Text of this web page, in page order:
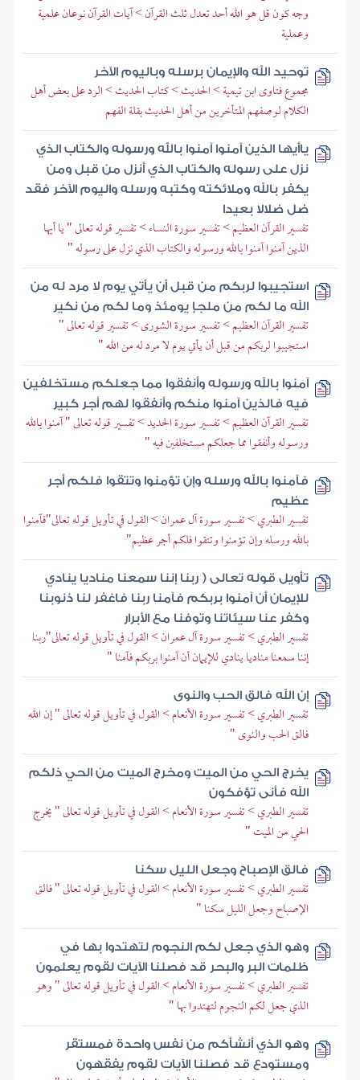
وجه كون قل هو الله أحد تعدل ثلث القرآن > آيات القرآن نوعان علمية
وعملية
توحيد الله والإيمان برسله وباليوم الآخر
مجموع فتاوى ابن تيمية > الحديث > كتاب الحديث > الرد على بعض أهل
الكلام لوصفهم المتأخرين من أهل الحديث بقلة الفهم
ياأيها الذين آمنوا آمنوا بالله ورسوله والكتاب الذي
نزل على رسوله والكتاب الذي أنزل من قبل ومن
يكفر بالله وملائكته وكتبه ورسله واليوم الآخر فقد
ضل ضلالا بعيدا
تفسير القرآن العظيم > تفسير سورة النساء > تفسير قوله تعالى " يا أيها
الذين آمنوا آمنوا بالله ورسوله والكتاب الذي نزل على رسوله "
استجيبوا لربكم من قبل أن يأتي يوم لا مرد له من
الله ما لكم من ملجإ يومئذ وما لكم من نكير
تفسير القرآن العظيم > تفسير سورة الشورى > تفسير قوله تعالى "
استجيبوا لربكم من قبل أن يأتي يوم لا مرد له من الله "
آمنوا بالله ورسوله وأنفقوا مما جعلكم مستخلفين
فيه فالذين آمنوا منكم وأنفقوا لهم أجر كبير
تفسير القرآن العظيم > تفسير سورة الحديد > تفسير قوله تعالى " آمنوا بالله
ورسوله وأنفقوا مما جعلكم مستخلفين فيه "
فآمنوا بالله ورسله وإن تؤمنوا وتتقوا فلكم أجر
عظيم
تفسير الطبري > تفسير سورة آل عمران > القول في تأويل قوله تعالى"فآمنوا
بالله ورسله وإن تؤمنوا وتتقوا فلكم أجر عظيم"
تأويل قوله تعالى ( ربنا إننا سمعنا مناديا ينادي
للإيمان أن آمنوا بربكم فآمنا ربنا فاغفر لنا ذنوبنا
وكفر عنا سيئاتنا وتوفنا مع الأبرار
تفسير الطبري > تفسير سورة آل عمران > القول في تأويل قوله تعالى"ربنا
إننا سمعنا مناديا ينادي للإيمان أن آمنوا بربكم فآمنا "
إن الله فالق الحب والنوى
تفسير الطبري > تفسير سورة الأنعام > القول في تأويل قوله تعالى " إن الله
فالق الحب والنوى "
يخرج الحي من الميت ومخرج الميت من الحي ذلكم
الله فأنى تؤفكون
تفسير الطبري > تفسير سورة الأنعام > القول في تأويل قوله تعالى " يخرج
الحي من الميت "
فالق الإصباح وجعل الليل سكنا
تفسير الطبري > تفسير سورة الأنعام > القول في تأويل قوله تعالى " فالق
الإصباح وجعل الليل سكنا "
وهو الذي جعل لكم النجوم لتهتدوا بها في
ظلمات البر والبحر قد فصلنا الآيات لقوم يعلمون
تفسير الطبري > تفسير سورة الأنعام > القول في تأويل قوله تعالى " وهو
الذي جعل لكم النجوم لتهتدوا بها "
وهو الذي أنشأكم من نفس واحدة فمستقر
ومستودع قد فصلنا الآيات لقوم يفقهون